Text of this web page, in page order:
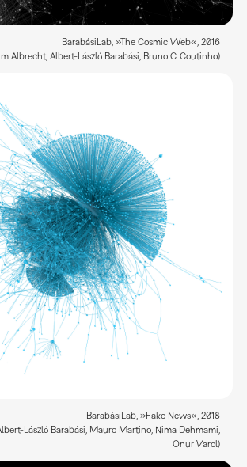
BarabásiLab, »The Cosmic Web«, 2016
Albrecht, Albert-László Barabási, Bruno C. Coutinho)
BarabásiLab, »Fake News«, 2018
László Barabási, Mauro Martino, Nima Dehmami,
Onur Varol)